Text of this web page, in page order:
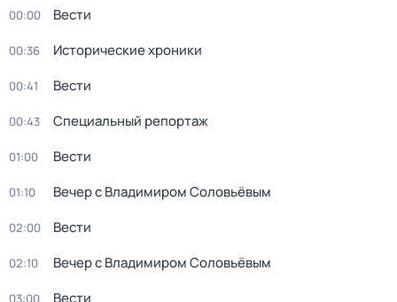
00:00 Вести
00:36 Исторические хроники
00:41 Вести
00:43 Специальный репортаж
01:00 Вести
01:10 Вечер с Владимиром Соловьёвым
02:00 Вести
02:10 Вечер с Владимиром Соловьёвым
03:00 Вести